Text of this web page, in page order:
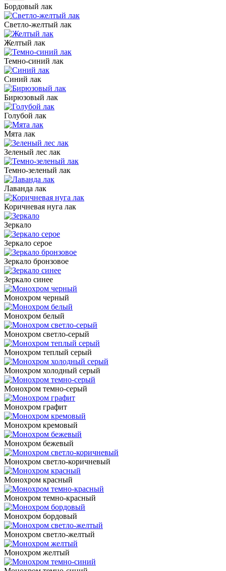
Бордовый лак
Светло-желтый лак
Желтый лак
Темно-синий лак
Синий лак
Бирюзовый лак
Голубой лак
Мята лак
Зеленый лес лак
Темно-зеленый лак
Лаванда лак
Коричневая нуга лак
Зеркало
Зеркало серое
Зеркало бронзовое
Зеркало синее
Монохром черный
Монохром белый
Монохром светло-серый
Монохром теплый серый
Монохром холодный серый
Монохром темно-серый
Монохром графит
Монохром кремовый
Монохром бежевый
Монохром светло-коричневый
Монохром красный
Монохром темно-красный
Монохром бордовый
Монохром светло-желтый
Монохром желтый